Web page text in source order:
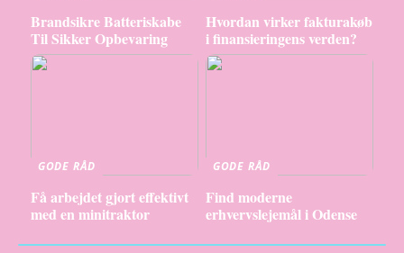
Brandsikre Batteriskabe
Til Sikker Opbevaring
Hvordan virker fakturakøb
i finansieringens verden?
GODE RÅD
Få arbejdet gjort effektivt
med en minitraktor
GODE RÅD
Find moderne
erhvervslejemål i Odense